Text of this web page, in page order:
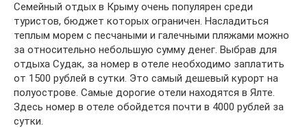
Семейный отдых в Крыму очень популярен среди
туристов, бюджет которых ограничен. Насладиться
теплым морем с песчаными и галечными пляжами можно
за относительно небольшую сумму денег. Выбрав для
отдыха Судак, за номер в отеле необходимо заплатить
от 1500 рублей в сутки. Это самый дешевый курорт на
полуострове. Самые дорогие отели находятся в Ялте.
Здесь номер в отеле обойдется почти в 4000 рублей за
сутки.